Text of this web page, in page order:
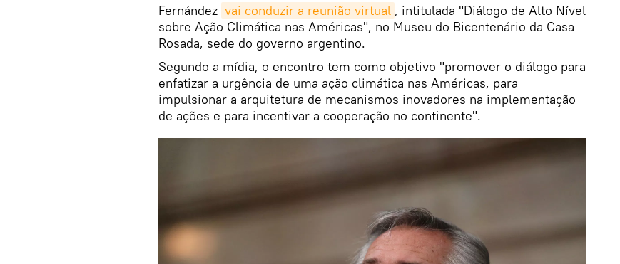
Fernández vai conduzir a reunião virtual , intitulada "Diálogo de Alto Nível
sobre Ação Climática nas Américas", no Museu do Bicentenário da Casa
Rosada, sede do governo argentino.
Segundo a mídia, o encontro tem como objetivo "promover o diálogo para
enfatizar a urgência de uma ação climática nas Américas, para
impulsionar a arquitetura de mecanismos inovadores na implementação
de ações e para incentivar a cooperação no continente".